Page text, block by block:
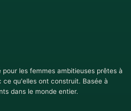
les femmes ambitieuses prêtes à
qu'elles ont construit. Basée à
dans le monde entier.